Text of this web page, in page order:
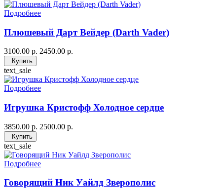
Подробнее
Плюшевый Дарт Вейдер (Darth Vader)
3100.00 р. 2450.00 р.
Купить
text_sale
Подробнее
Игрушка Кристофф Холодное сердце
3850.00 р. 2500.00 р.
Купить
text_sale
Подробнее
Говорящий Ник Уайлд Зверополис